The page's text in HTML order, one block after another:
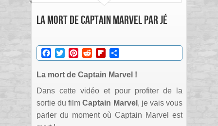
La mort de Captain Marvel par Jé
Facebook
TwitterPinterestRedditFlipboard
La mort de Captain Marvel !
Dans cette vidéo et pour profiter de la
sortie du filmCaptain Marvel , je vais vous
parler du moment où Captain Marvel est